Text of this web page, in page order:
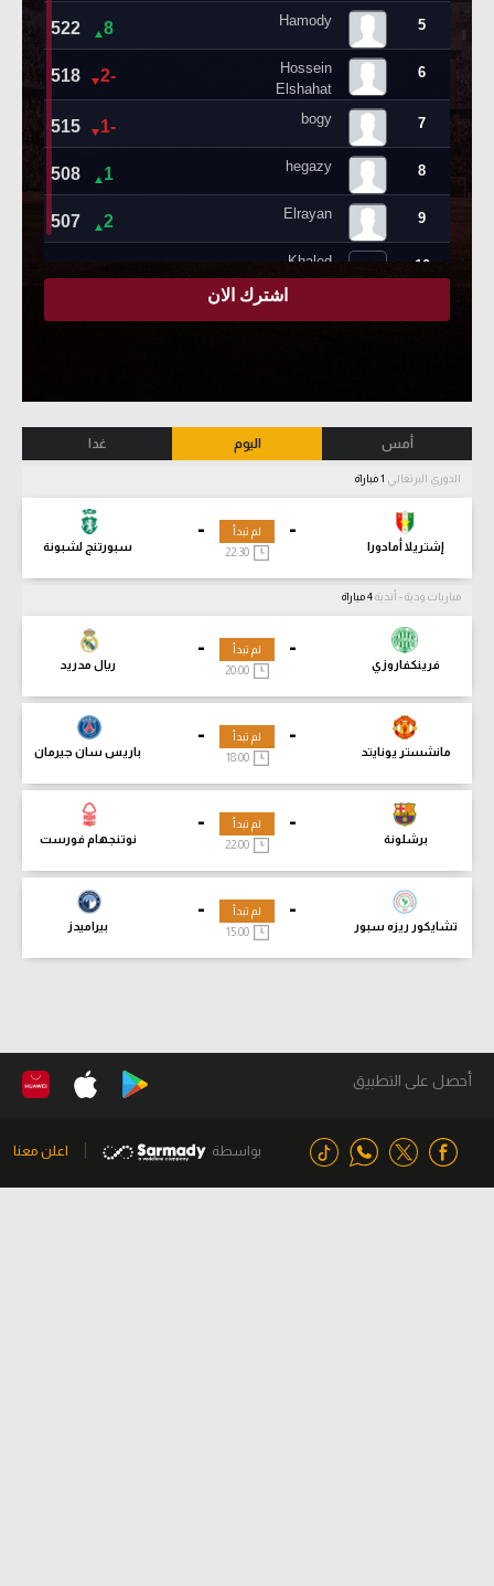
أمس اليوم غدا
الدوري البرتغالي
-
إشتريلا أمادورا
-
سبورتنج لشبونة
لم تبدأ
مباريات ودية - أندية
-
فرينكفاروزي
-
ريال مدريد
لم تبدأ
-
مانشستر يونايتد
-
باريس سان جيرمان
لم تبدأ
18:00
-
برشلونة
-
نوتنجهام فورست
لم تبدأ
-
تشايكور ريزه سبور
-
بيراميدز
لم تبدأ
15:00
أحصل على التطبيق
بواسطة اعلن معنا